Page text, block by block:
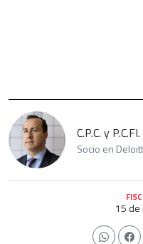
C.P.C. y
Socio en
15 de